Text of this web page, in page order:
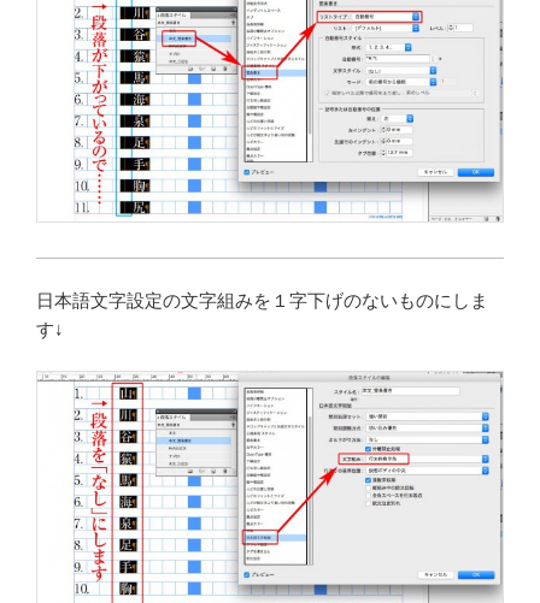
日本語文字設定の文字組みを１字下げのないものにしま
す↓